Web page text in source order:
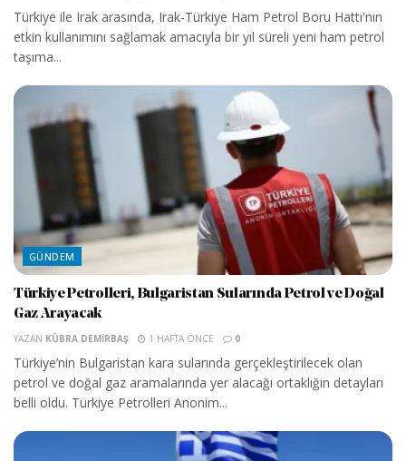
Türkiye ile Irak arasında, Irak-Türkiye Ham Petrol Boru Hattı'nın
etkin kullanımını sağlamak amacıyla bir yıl süreli yeni ham petrol
taşıma...
GÜNDEM
Türkiye Petrolleri, Bulgaristan Sularında Petrol ve Doğal
Gaz Arayacak
YAZAN KÜBRA DEMIRBAŞ 1 HAFTA ÖNCE 0
Türkiye’nin Bulgaristan kara sularında gerçekleştirilecek olan
petrol ve doğal gaz aramalarında yer alacağı ortaklığın detayları
belli oldu. Türkiye Petrolleri Anonim...